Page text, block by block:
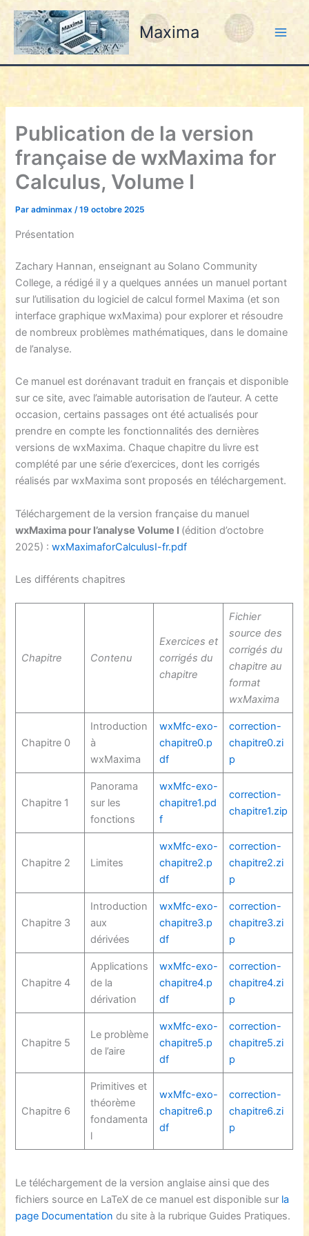
Aller
contenu
Maxima
Publication de la version
française de wxMaxima for
Calculus, Volume I
Paradminmax/19 octobre 2025
Présentation
Zachary Hannan, enseignant au Solano Community
College, a rédigé il y a quelques années un manuel portant
sur l’utilisation du logiciel de calcul formel Maxima (et son
interface graphique wxMaxima) pour explorer et résoudre
de nombreux problèmes mathématiques, dans le domaine
de l’analyse.
Ce manuel est dorénavant traduit en français et disponible
sur ce site, avec l’aimable autorisation de l’auteur. A cette
occasion, certains passages ont été actualisés pour
prendre en compte les fonctionnalités des dernières
versions de wxMaxima. Chaque chapitre du livre est
complété par une série d’exercices, dont les corrigés
réalisés par wxMaxima sont proposés en téléchargement.
Téléchargement de la version française du manuel
wxMaxima pour l’analyse Volume I (édition d’octobre
2025) :wxMaximaforCalculusI-fr.pdf
Les différents chapitres
Chapitre Contenu
Exercices et
corrigés du
chapitre
Fichier
source des
corrigés du
chapitre au
format
wxMaxima
Chapitre 0
Introduction
à
wxMaxima
wxMfc-exo-
chapitre0.p
df
correction-
chapitre0.zi
p
Chapitre 1
Panorama
sur les
fonctions
wxMfc-exo-
chapitre1.pd
f
correction-
chapitre1.zip
Chapitre 2 Limites
wxMfc-exo-
chapitre2.p
df
correction-
chapitre2.zi
p
Chapitre 3
Introduction
aux
dérivées
wxMfc-exo-
chapitre3.p
df
correction-
chapitre3.zi
p
Chapitre 4
Applications
de la
dérivation
wxMfc-exo-
chapitre4.p
df
correction-
chapitre4.zi
p
Chapitre 5
Le problème
de l’aire
wxMfc-exo-
chapitre5.p
df
correction-
chapitre5.zi
p
Chapitre 6
Primitives et
théorème
fondamenta
l
wxMfc-exo-
chapitre6.p
df
correction-
chapitre6.zi
p
Le téléchargement de la version anglaise ainsi que des
fichiers source en LaTeX de ce manuel est disponible sur la
page Documentationdu site à la rubrique Guides Pratiques.